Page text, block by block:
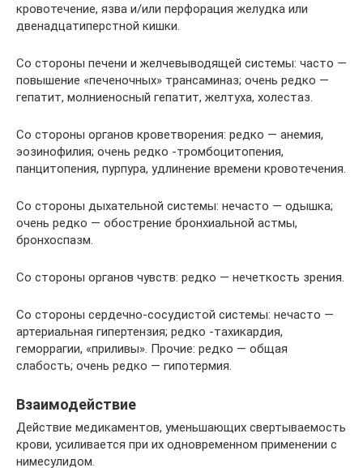
кровотечение, язва и/или перфорация желудка или
двенадцатиперстной кишки.
Со стороны печени и желчевыводящей системы: часто —
повышение «печеночных» трансаминаз; очень редко —
гепатит, молниеносный гепатит, желтуха, холестаз.
Со стороны органов кроветворения: редко — анемия,
эозинофилия; очень редко -тромбоцитопения,
панцитопения, пурпура, удлинение времени кровотечения.
Со стороны дыхательной системы: нечасто — одышка;
очень редко — обострение бронхиальной астмы,
бронхоспазм.
Со стороны органов чувств: редко — нечеткость зрения.
Со стороны сердечно-сосудистой системы: нечасто —
артериальная гипертензия; редко -тахикардия,
геморрагии, «приливы». Прочие: редко — общая
слабость; очень редко — гипотермия.
Взаимодействие
Действие медикаментов, уменьшающих свертываемость
крови, усиливается при их одновременном применении с
нимесулидом.